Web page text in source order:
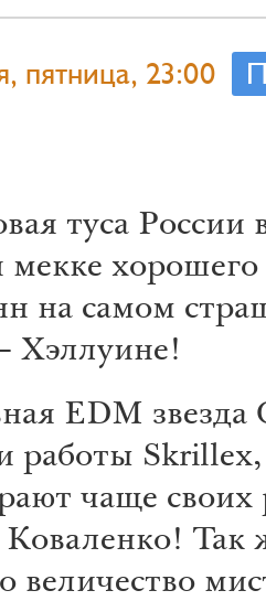
пятница, 23:00
туса России
мекке
на самом
Хэллуине!
EDM
работы Skrillex,
чаще своих
Так
величество